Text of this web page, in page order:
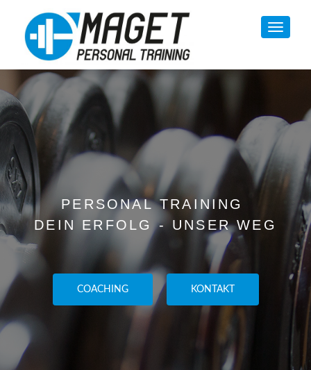
PERSONAL TRAINING
DEIN ERFOLG - UNSER WEG
COACHING KONTAKT